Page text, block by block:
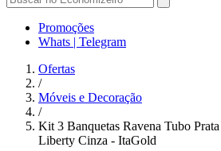
Promoções
Whats | Telegram
Ofertas
/
Móveis e Decoração
/
Kit 3 Banquetas Ravena Tubo
Liberty Cinza - ItaGold